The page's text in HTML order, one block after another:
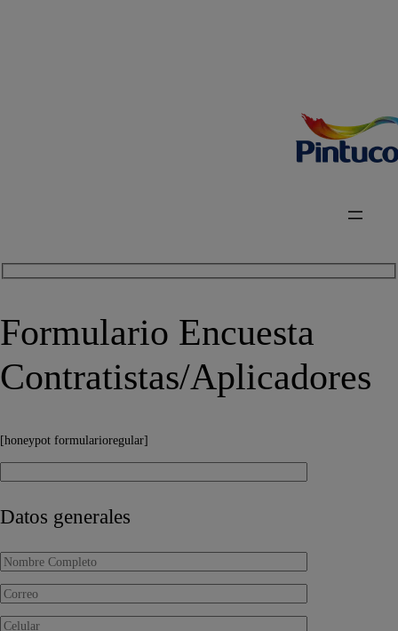
Formulario Encuesta
Contratistas/Aplicadores
[honeypot formularioregular]
Datos generales